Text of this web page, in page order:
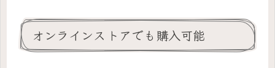
オンラインストアでも購入可能